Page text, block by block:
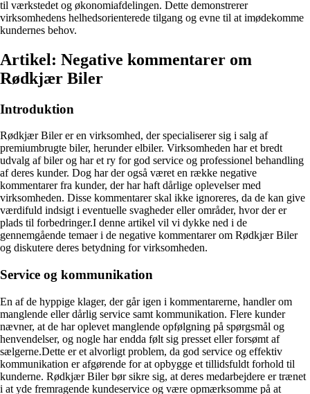
til værkstedet og økonomiafdelingen. Dette demonstrerer
virksomhedens helhedsorienterede tilgang og evne til at imødekomme
kundernes behov.
Artikel: Negative kommentarer om
Rødkjær Biler
Introduktion
Rødkjær Biler er en virksomhed, der specialiserer sig i salg af
premiumbrugte biler, herunder elbiler. Virksomheden har et bredt
udvalg af biler og har et ry for god service og professionel behandling
af deres kunder. Dog har der også været en række negative
kommentarer fra kunder, der har haft dårlige oplevelser med
virksomheden. Disse kommentarer skal ikke ignoreres, da de kan give
værdifuld indsigt i eventuelle svagheder eller områder, hvor der er
plads til forbedringer.I denne artikel vil vi dykke ned i de
gennemgående temaer i de negative kommentarer om Rødkjær Biler
og diskutere deres betydning for virksomheden.
Service og kommunikation
En af de hyppige klager, der går igen i kommentarerne, handler om
manglende eller dårlig service samt kommunikation. Flere kunder
nævner, at de har oplevet manglende opfølgning på spørgsmål og
henvendelser, og nogle har endda følt sig presset eller forsømt af
sælgerne.Dette er et alvorligt problem, da god service og effektiv
kommunikation er afgørende for at opbygge et tillidsfuldt forhold til
kunderne. Rødkjær Biler bør sikre sig, at deres medarbejdere er trænet
i at yde fremragende kundeservice og være opmærksomme på at